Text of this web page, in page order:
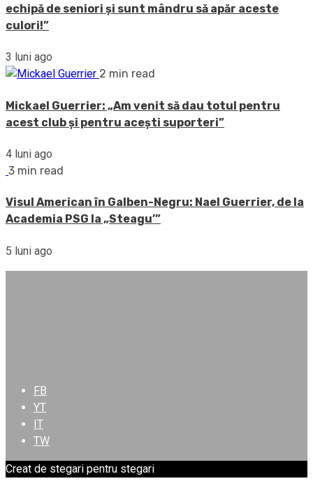
echipă de seniori și sunt mândru să apăr aceste
culori!”
3 luni ago
2 min read
Mickael Guerrier: „Am venit să dau totul pentru
acest club și pentru acești suporteri”
4 luni ago
3 min read
Visul American în Galben-Negru: Nael Guerrier, de la
Academia PSG la „Steagu’”
5 luni ago
FB
YT
IT
TW
Creat de stegari pentru stegari